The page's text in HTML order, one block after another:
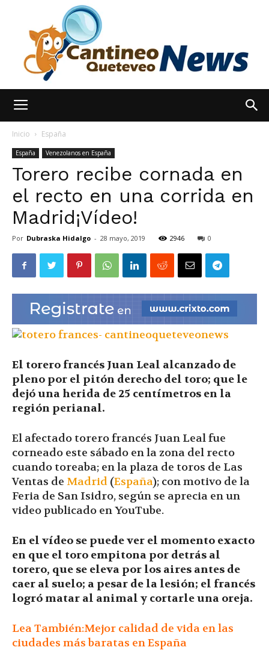
Noticias
hoy
|
Ultima
|
Inicio España
España Venezolanos en España
Torero recibe cornada en
el recto en una corrida en
Madrid¡Vídeo!
Por Dubraska Hidalgo - 28 mayo, 2019 2946 0
El torero francés Juan Leal alcanzado de
pleno por el pitón derecho del toro; que le
dejó una herida de 25 centímetros en la
región perianal.
El afectado torero francés Juan Leal fue
corneado este sábado en la zona del recto
cuando toreaba; en la plaza de toros de Las
Ventas de Madrid (España); con motivo de la
Feria de San Isidro, según se aprecia en un
video publicado en YouTube.
En el vídeo se puede ver el momento exacto
en que el toro empitona por detrás al
torero, que se eleva por los aires antes de
caer al suelo; a pesar de la lesión; el francés
logró matar al animal y cortarle una oreja.
Lea También:Mejor calidad de vida en las
ciudades más baratas en España